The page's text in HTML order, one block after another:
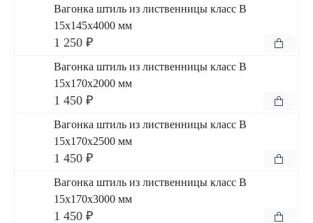
Вагонка штиль из лиственницы класс В
15x145x4000 мм
1 250 ₽
Вагонка штиль из лиственницы класс В
15x170x2000 мм
1 450 ₽
Вагонка штиль из лиственницы класс В
15x170x2500 мм
1 450 ₽
Вагонка штиль из лиственницы класс В
15x170x3000 мм
1 450 ₽